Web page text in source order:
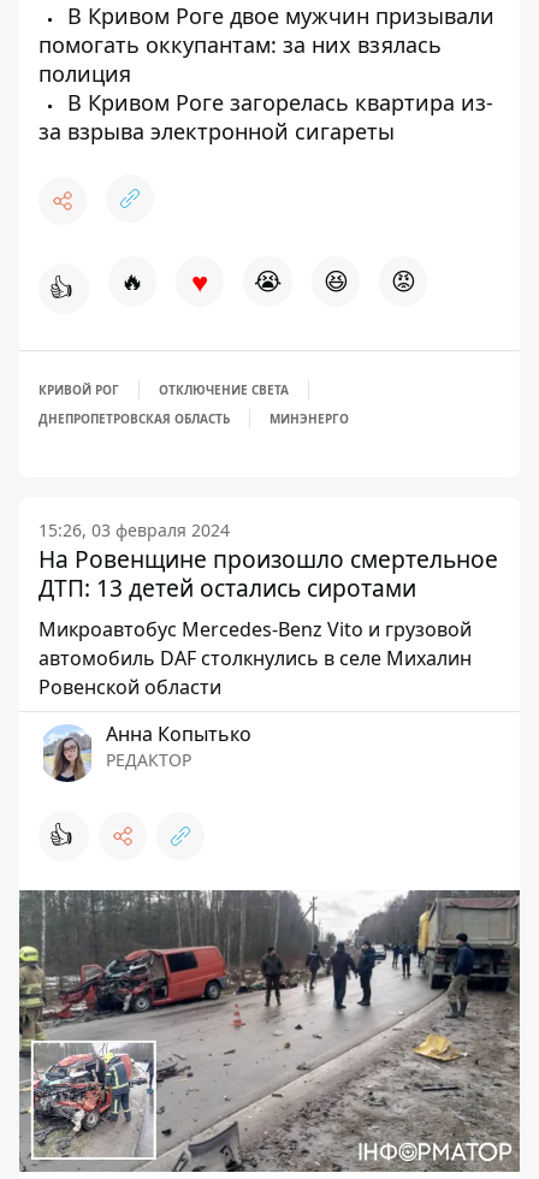
В Кривом Роге двое мужчин призывали
помогать оккупантам: за них взялась
полиция
В Кривом Роге загорелась квартира из-
за взрыва электронной сигареты
👍 🔥 ♥ 😭 😆 😡
КРИВОЙ РОГ
ОТКЛЮЧЕНИЕ СВЕТА
ДНЕПРОПЕТРОВСКАЯ ОБЛАСТЬ
МИНЭНЕРГО
15:26, 03 февраля 2024
На Ровенщине произошло смертельное
ДТП: 13 детей остались сиротами
Микроавтобус Mercedes-Benz Vito и грузовой
автомобиль DAF столкнулись в селе Михалин
Ровенской области
Анна Копытько
РЕДАКТОР
👍